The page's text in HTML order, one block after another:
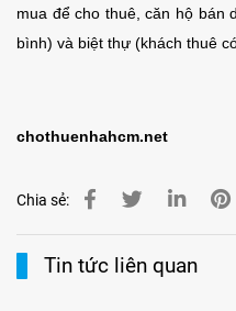
mua để cho thuê, căn hộ bán
bình) và biệt thự (khách thuê
chothuenhahcm.net
Chia sẻ:
Tin tức liên quan